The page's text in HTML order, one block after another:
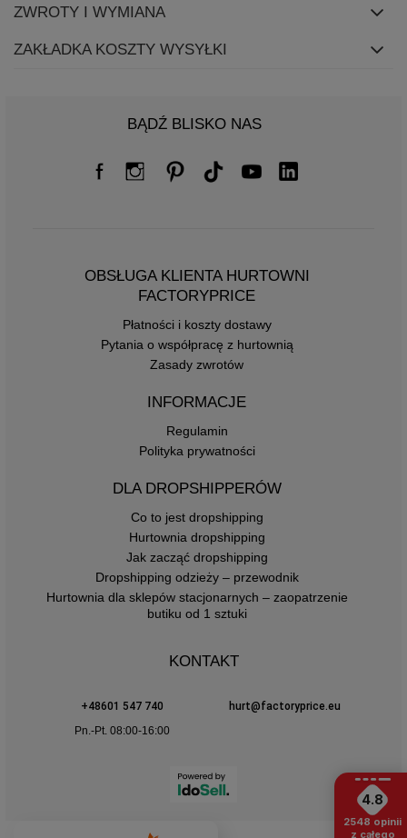
ZWROTY I WYMIANA
ZAKŁADKA KOSZTY WYSYŁKI
BĄDŹ BLISKO NAS
OBSŁUGA KLIENTA HURTOWNI
FACTORYPRICE
Płatności i koszty dostawy
Pytania o współpracę z hurtownią
Zasady zwrotów
INFORMACJE
Regulamin
Polityka prywatności
DLA DROPSHIPPERÓW
Co to jest dropshipping
Hurtownia dropshipping
Jak zacząć dropshipping
Dropshipping odzieży – przewodnik
Hurtownia dla sklepów stacjonarnych – zaopatrzenie
butiku od 1 sztuki
KONTAKT
+48601 547 740
hurt@factoryprice.eu
Pn.-Pt. 08:00-16:00
4.8
2548 opinii
z całego